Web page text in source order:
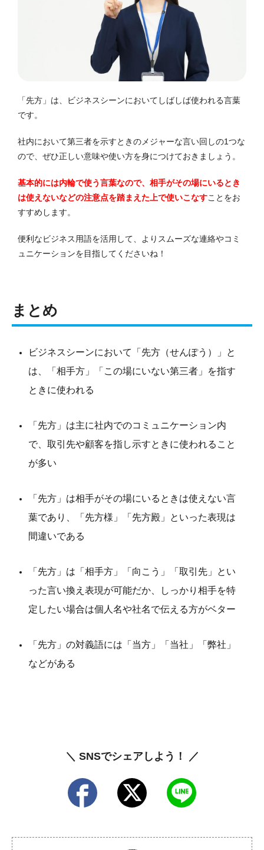
「先方」は、ビジネスシーンにおいてしばしば使われる言葉
です。
社内において第三者を示すときのメジャーな言い回しの1つな
ので、ぜひ正しい意味や使い方を身につけておきましょう。
基本的には内輪で使う言葉なので、相手がその場にいるとき
は使えないなどの注意点を踏まえた上で使いこなすことをお
すすめします。
便利なビジネス用語を活用して、よりスムーズな連絡やコミ
ュニケーションを目指してくださいね！
まとめ
ビジネスシーンにおいて「先方（せんぽう）」と
は、「相手方」「この場にいない第三者」を指す
ときに使われる
「先方」は主に社内でのコミュニケーション内
で、取引先や顧客を指し示すときに使われること
が多い
「先方」は相手がその場にいるときは使えない言
葉であり、「先方様」「先方殿」といった表現は
間違いである
「先方」は「相手方」「向こう」「取引先」とい
った言い換え表現が可能だか、しっかり相手を特
定したい場合は個人名や社名で伝える方がベター
「先方」の対義語には「当方」「当社」「弊社」
などがある
＼ SNSでシェアしよう！ ／